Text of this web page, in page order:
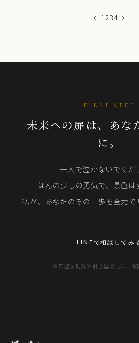
←1234→
FIRST STEP
未来への扉は、あな
に。
一人で泣かないでくだ
ほんの少しの勇気で、景色は
私が、あなたのその一歩を全力で
LINEで相談してみ
※無理な勧誘や引き延ばしは一切